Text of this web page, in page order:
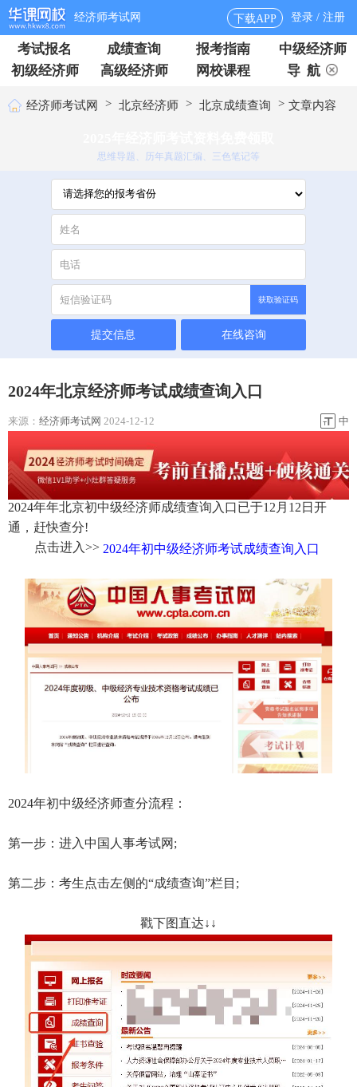
经济师考试网 下载APP 登录 / 注册
考试报名 成绩查询 报考指南
中级经济师
初级经济师
高级经济师 网校课程 导 航
经济师考试网 > 北京经济师 > 北京成绩查询 > 文章内容
思维导题、历年真题汇编、三色笔记等
获取验证码
提交信息 在线咨询
2024年北京经济师考试成绩查询入口
来源： 经济师考试网 2024-12-12 中
2024年年北京初中级经济师成绩查询入口已于12月12日开
通，赶快查分!
点击进入>> 2024年初中级经济师考试成绩查询入口
2024年初中级经济师查分流程：
第一步：进入中国人事考试网;
第二步：考生点击左侧的“成绩查询”栏目;
戳下图直达↓↓